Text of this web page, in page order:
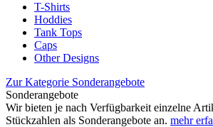
T-Shirts
Hoddies
Tank Tops
Caps
Other Designs
Zur Kategorie Sonderangebote
Sonderangebote
Wir bieten je nach Verfügbarkeit einzelne
Stückzahlen als Sonderangebote an. mehr